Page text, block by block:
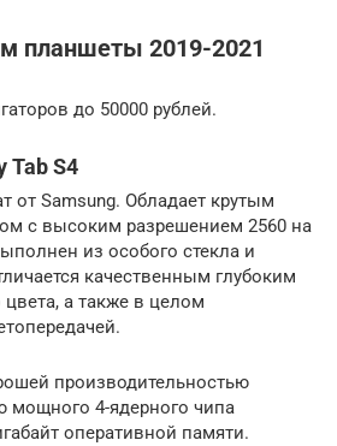
планшеты 2019-2021
до 50000 рублей.
Tab S4
от Samsung. Обладает крутым
с высоким разрешением 2560 на
из особого стекла и
качественным глубоким
а также в целом
производительностью
мощного 4-ядерного чипа
оперативной памяти.